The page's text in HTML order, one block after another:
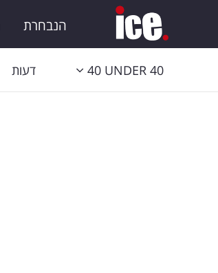
הנבחרת
40 UNDER 40 דעות